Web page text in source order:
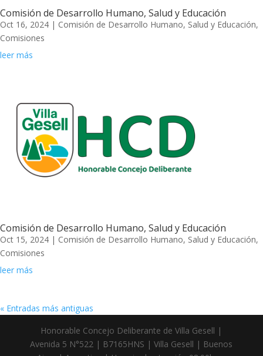
Comisión de Desarrollo Humano, Salud y Educación
Oct 16, 2024 | Comisión de Desarrollo Humano, Salud y Educación,
Comisiones
leer más
Comisión de Desarrollo Humano, Salud y Educación
Oct 15, 2024 | Comisión de Desarrollo Humano, Salud y Educación,
Comisiones
leer más
« Entradas más antiguas
Honorable Concejo Deliberante de Villa Gesell |
Avenida 5 N°522 | B7165HNS | Villa Gesell | Buenos